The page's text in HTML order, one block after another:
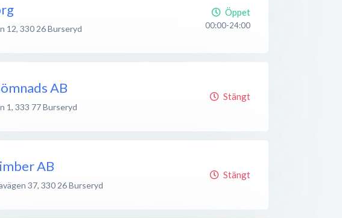
12, 330 26Burseryd
Öppet
00:00-24:00
AB
1, 333 77Burseryd
Stängt
AB
37, 330 26Burseryd
Stängt